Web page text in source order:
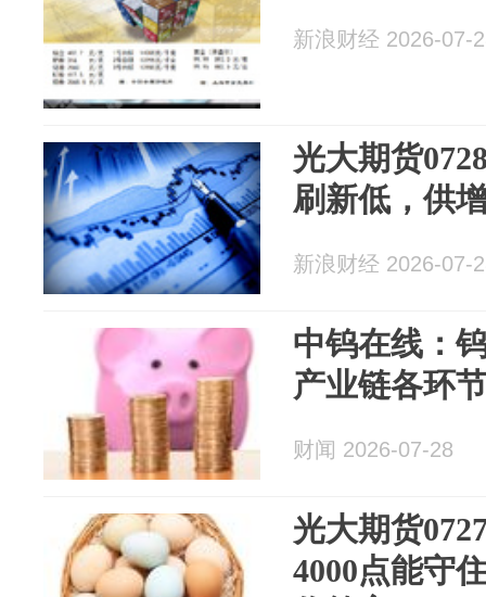
新浪财经 2026-07-
光大期货
刷新低，供
新浪财经 2026-07-
中钨在线：
产业链各环
财闻 2026-07-28
光大期货
4000点能守